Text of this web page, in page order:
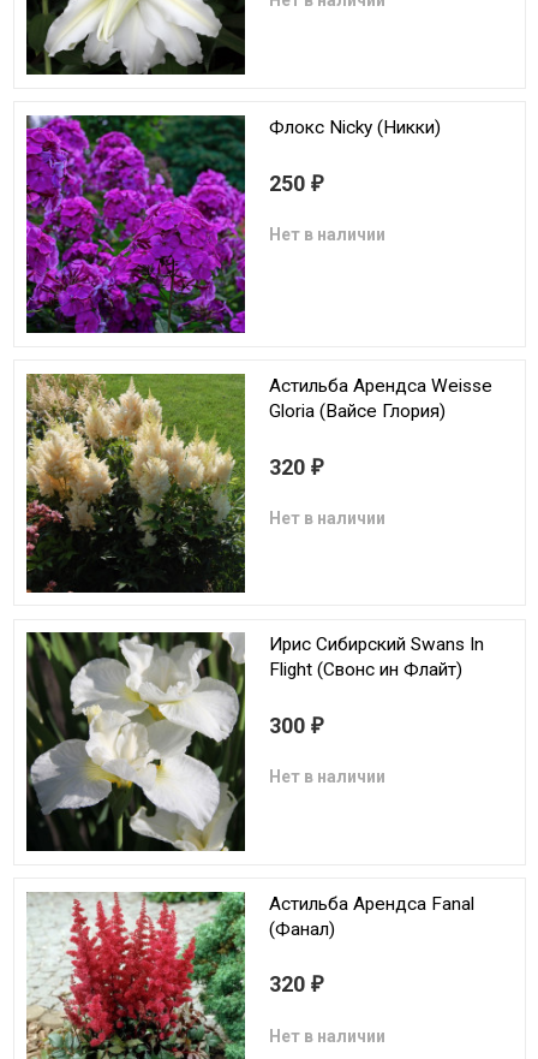
Флокс Nicky (Никки)
250 ₽
Нет в наличии
Астильба Арендса Weisse
Gloria (Вайсе Глория)
320 ₽
Нет в наличии
Ирис Сибирский Swans In
Flight (Свонс ин Флайт)
300 ₽
Нет в наличии
Астильба Арендса Fanal
(Фанал)
320 ₽
Нет в наличии